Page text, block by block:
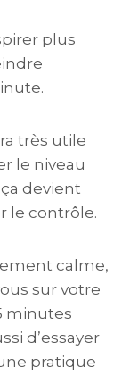
plus
très utile
le niveau
devient
le contrôle.
calme,
sur votre
minutes
d’essayer
pratique